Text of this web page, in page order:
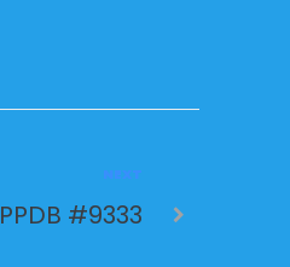
PPDB #9333